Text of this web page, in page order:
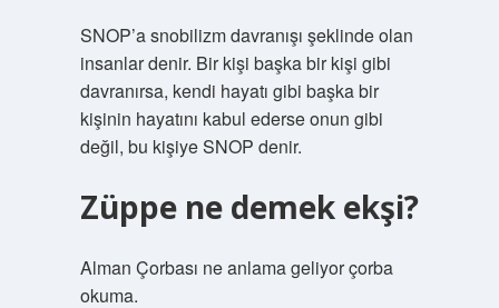
SNOP’a snobilizm davranışı şeklinde olan
insanlar denir. Bir kişi başka bir kişi gibi
davranırsa, kendi hayatı gibi başka bir
kişinin hayatını kabul ederse onun gibi
değil, bu kişiye SNOP denir.
Züppe ne demek ekşi?
Alman Çorbası ne anlama geliyor çorba
okuma.